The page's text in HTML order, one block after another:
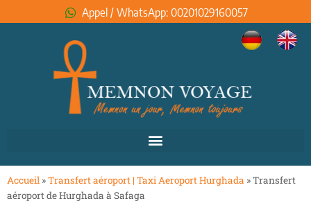
Appel / WhatsApp: 00201029160057
Accueil »Transfert aéroport | Taxi Aeroport Hurghada »Transfert
aéroport de Hurghada à Safaga